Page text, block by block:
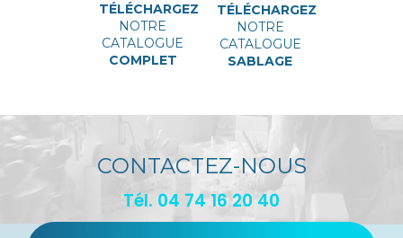
TÉLÉCHARGEZ
NOTRE
CATALOGUE
COMPLET
TÉLÉCHARGEZ
NOTRE
CATALOGUE
SABLAGE
CONTACTEZ-NOUS
Tél. 04 74 16 20 40